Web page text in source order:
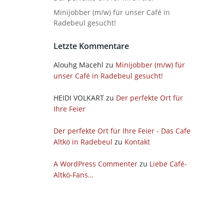
Minijobber (m/w) für unser Café in
Radebeul gesucht!
Letzte Kommentare
Alouhg Macehl zu Minijobber (m/w) für
unser Café in Radebeul gesucht!
HEIDI VOLKARTzu Der perfekte Ort für
Ihre Feier
Der perfekte Ort für Ihre Feier - Das Cafe
Altkö in Radebeul zu Kontakt
A WordPress Commenterzu Liebe Café-
Altkö-Fans…